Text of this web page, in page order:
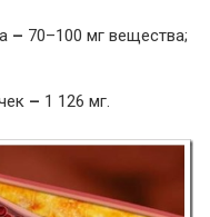
– 70–100 мг вещества;
– 1 126 мг.